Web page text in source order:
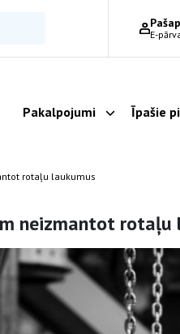
E-
Pakalpojumi ParādītĪpašie
rotaļu laukumus
neizmantot rotaļu